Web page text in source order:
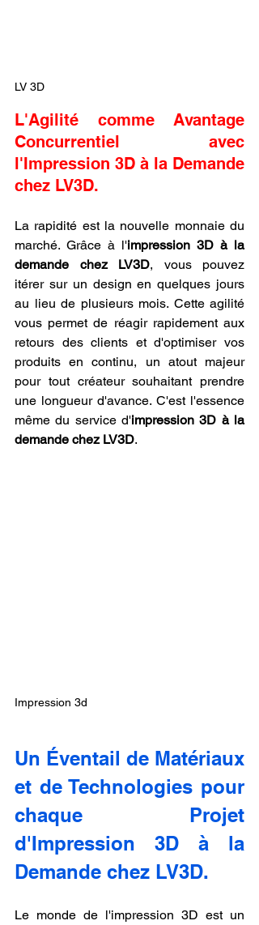
LV 3D
L'Agilité comme Avantage
Concurrentiel avec
l'Impression 3D à la Demande
chez LV3D.
La rapidité est la nouvelle monnaie du
marché. Grâce à l'impression 3D à la
demande chez LV3D, vous pouvez
itérer sur un design en quelques jours
au lieu de plusieurs mois. Cette agilité
vous permet de réagir rapidement aux
retours des clients et d'optimiser vos
produits en continu, un atout majeur
pour tout créateur souhaitant prendre
une longueur d'avance. C'est l'essence
même du service d'impression 3D à la
demande chez LV3D.
Impression 3d
Un Éventail de Matériaux
et de Technologies pour
chaque Projet
d'Impression 3D à la
Demande chez LV3D.
Le monde de l'impression 3D est un